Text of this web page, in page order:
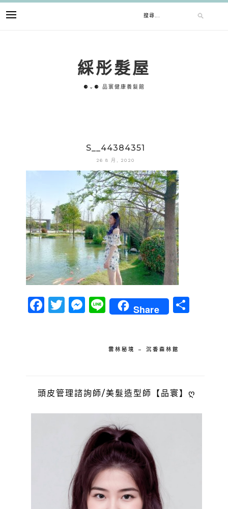
關
綵彤髮屋
⚈⌄⚈ 品寰健康養髮館
S__44384351
26 8 月, 2020
Facebook
Twitter
Messenger
LineShare
分
雲林秘境 – 沉香森林館
頭皮管理諮詢師/美髮造型師【品寰】ღ